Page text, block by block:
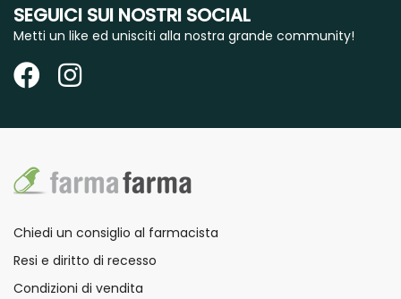
SEGUICI SUI NOSTRI SOCIAL
Metti un like ed unisciti alla nostra grande community!
Chiedi un consiglio al farmacista
Resi e diritto di recesso
Condizioni di vendita